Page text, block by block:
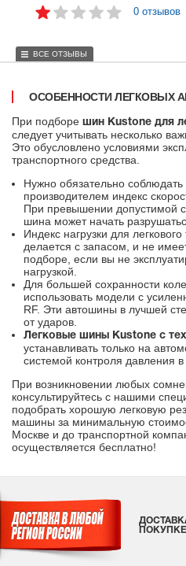
0 отзывов
ВСЕ ОТЗЫВЫ
ОСОБЕННОСТИ ЛЕГКОВЫХ
При подборе шин Kustone для
следует учитывать несколько
Это обусловлено условиями
транспортного средства.
Нужно обязательно
производителем индекс
При превышении допустимой
шина может начать
Индекс нагрузки для
делается с запасом, и не
подборе, если вы не
нагрузкой.
Для большей сохранности
использовать модели с
RF. Эти автошины в лучшей
от ударов.
Легковые шины Kustone с
устанавливать только на
системой контроля давления
При возникновении любых
консультируйтесь с нашими
подобрать хорошую легковую
машины за минимальную
Москве и до транспортной
осуществляется бесплатно!